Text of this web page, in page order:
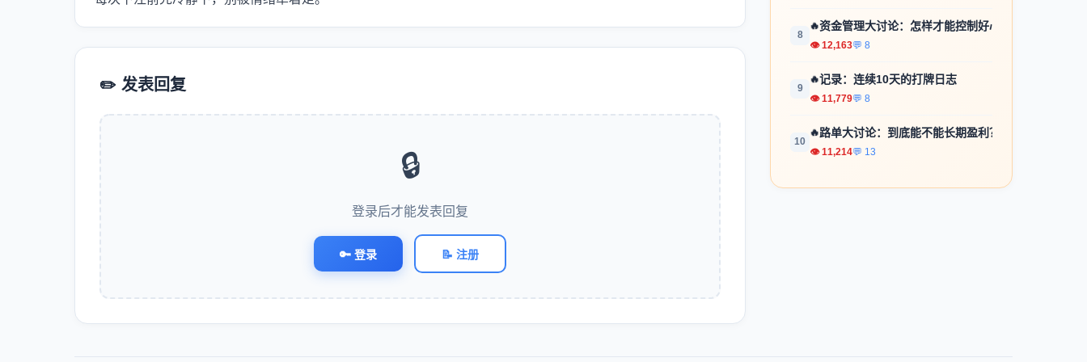
✏️ 发表回复
🔒
登录后才能发表回复
🔑 登录 📝 注册
8
🔥资金管理大讨论：怎样才能控制好心...
👁 12,163💬 8
9
🔥记录：连续10天的打牌日志
👁 11,779💬 8
10
🔥路单大讨论：到底能不能长期盈利？
👁 11,214💬 13